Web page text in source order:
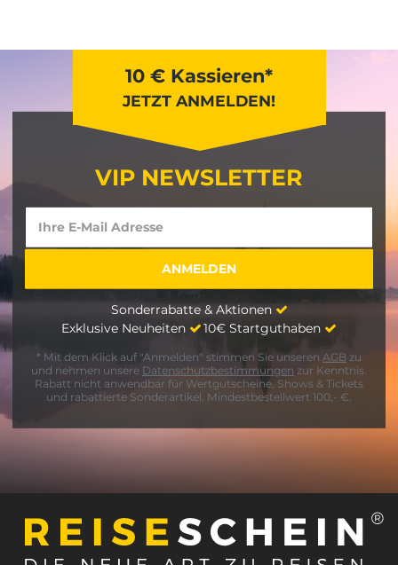
10 € Kassieren*
JETZT ANMELDEN!
VIP NEWSLETTER
Sonderrabatte & Aktionen
Exklusive Neuheiten
10€ Startguthaben
* Mit dem Klick auf "Anmelden" stimmen Sie unseren AGB zu
und nehmen unsere Datenschutzbestimmungen zur Kenntnis.
Rabatt nicht anwendbar für Wertgutscheine, Shows & Tickets
und rabattierte Sonderartikel. Mindestbestellwert 100,- €.